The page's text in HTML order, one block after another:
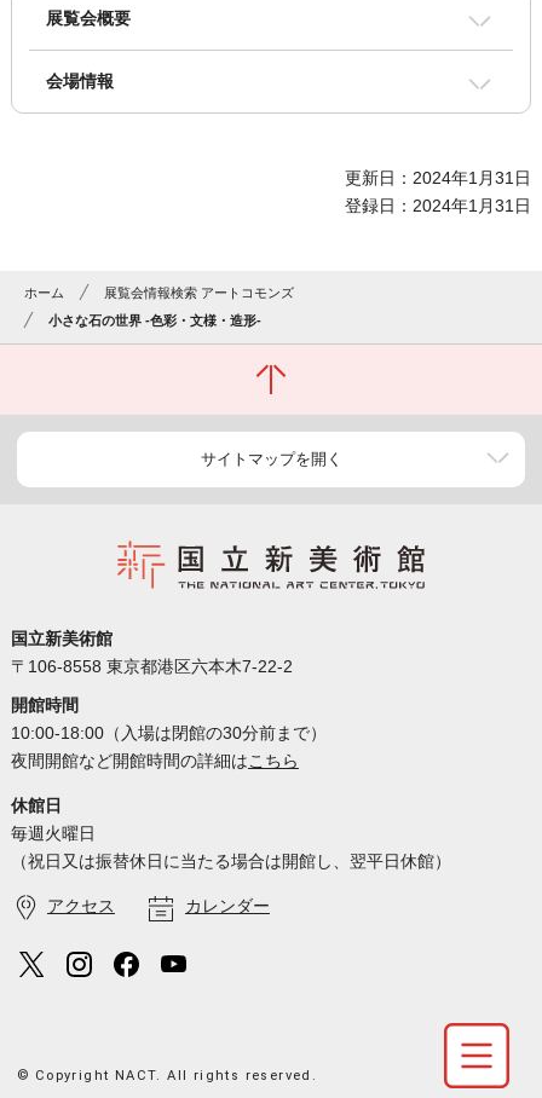
展覧会概要
会場情報
更新日：2024年1月31日
登録日：2024年1月31日
ホーム
展覧会情報検索 アートコモンズ
小さな石の世界 -色彩・文様・造形-
サイトマップを開く
国立新美術館
〒106-8558 東京都港区六本木7-22-2
開館時間
10:00-18:00（入場は閉館の30分前まで）
夜間開館など開館時間の詳細はこちら
休館日
毎週火曜日
（祝日又は振替休日に当たる場合は開館し、翌平日休館）
アクセス カレンダー
© Copyright NACT. All rights reserved.